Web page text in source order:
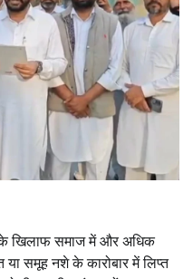
के खिलाफ समाज में और अधिक
समूह नशे के कारोबार में लिप्त